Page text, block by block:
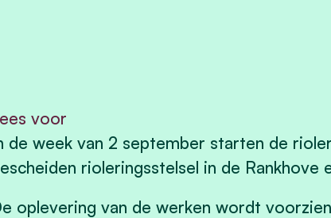
voor
de week van 2 september starten de
rioleringsstelsel in de Rankhove
oplevering van de werken wordt